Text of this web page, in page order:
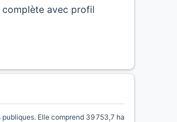
complète avec profil
Elle comprend 39 753,7 ha